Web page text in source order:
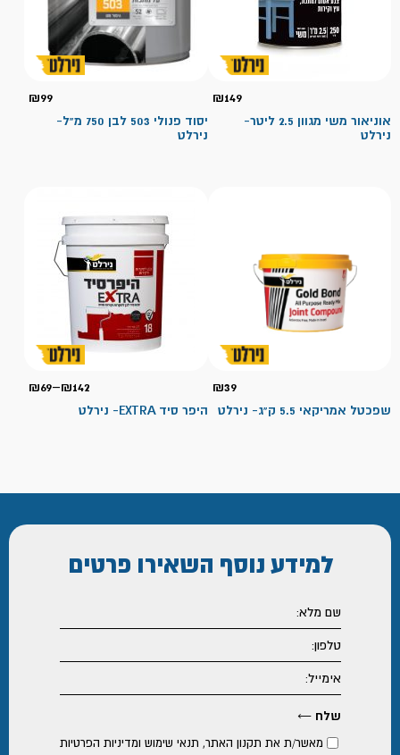
₪149
אוניאור משי מגוון 2.5 ליטר-
נירלט
₪99
יסוד פנולי 503 לבן 750 מ"ל-
נירלט
₪39
שפכטל אמריקאי 5.5 ק"ג- נירלט
₪69–₪142
היפר סיד EXTRA- נירלט
למידע נוסף השאירו פרטים
מאשר/ת את תקנון האתר, תנאי שימוש ומדיניות הפרטיות